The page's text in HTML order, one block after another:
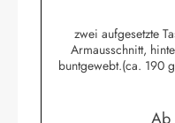
zwei aufgesetzte
Armausschnitt,
buntgewebt.(ca. 190